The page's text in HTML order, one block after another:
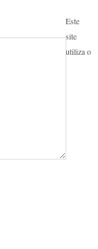
Este
site
utiliza o